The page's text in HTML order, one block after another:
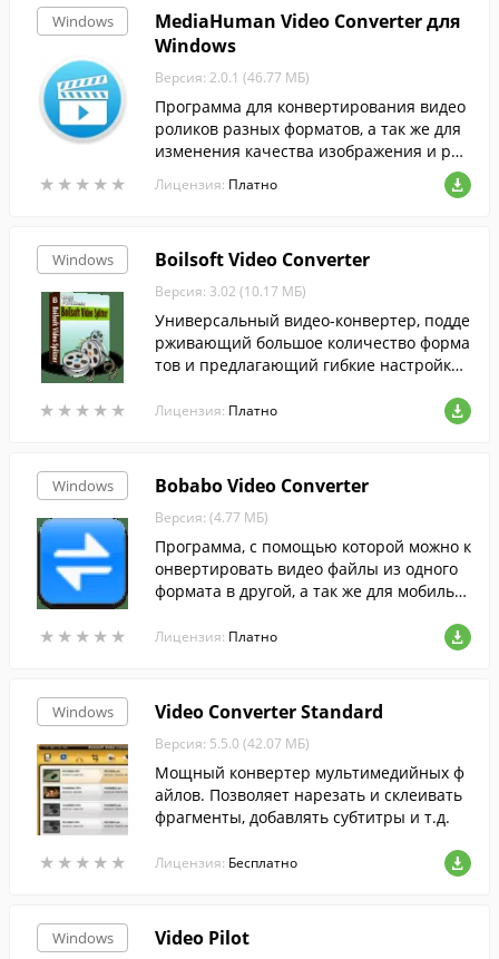
Windows
★ ★ ★ ★ ★
★ ★ ★ ★ ★
MediaHuman Video Converter для
Windows
Версия: 2.0.1 (46.77 МБ)
Программа для конвертирования видео
роликов разных форматов, а так же для
изменения качества изображения и раз
Лицензия: Платно
Windows
★ ★ ★ ★ ★
★ ★ ★ ★ ★
Boilsoft Video Converter
Версия: 3.02 (10.17 МБ)
Универсальный видео-конвертер, подде
рживающий большое количество форма
тов и предлагающий гибкие настройки
Лицензия: Платно
Windows
★ ★ ★ ★ ★
★ ★ ★ ★ ★
Bobabo Video Converter
Версия: (4.77 МБ)
Программа, с помощью которой можно к
онвертировать видео файлы из одного
формата в другой, а так же для мобильн
Лицензия: Платно
Windows
★ ★ ★ ★ ★
★ ★ ★ ★ ★
Video Converter Standard
Версия: 5.5.0 (42.07 МБ)
Мощный конвертер мультимедийных ф
айлов. Позволяет нарезать и склеивать
фрагменты, добавлять субтитры и т.д.
Лицензия: Бесплатно
Windows Video Pilot